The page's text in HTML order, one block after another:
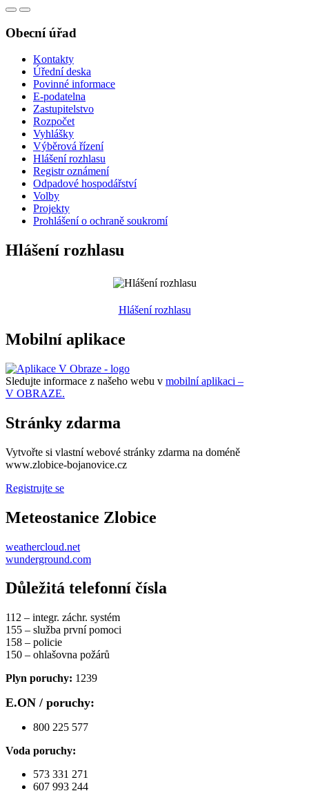
Obecní úřad
Kontakty
Úřední deska
Povinné informace
E-podatelna
Zastupitelstvo
Rozpočet
Vyhlášky
Výběrová řízení
Hlášení rozhlasu
Registr oznámení
Odpadové hospodářství
Volby
Projekty
Prohlášení o ochraně soukromí
Hlášení rozhlasu
Hlášení rozhlasu
Mobilní aplikace
Sledujte informace z našeho webu v mobilní aplikaci –
V OBRAZE.
Stránky zdarma
Vytvořte si vlastní webové stránky zdarma na doméně
www.zlobice-bojanovice.cz
Registrujte se
Meteostanice Zlobice
weathercloud.net
wunderground.com
Důležitá telefonní čísla
112 – integr. záchr. systém
155 – služba první pomoci
158 – policie
150 – ohlašovna požárů
Plyn poruchy: 1239
E.ON / poruchy:
800 225 577
Voda poruchy:
573 331 271
607 993 244